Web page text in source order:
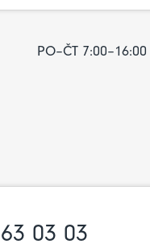
PO–ČT
03 03